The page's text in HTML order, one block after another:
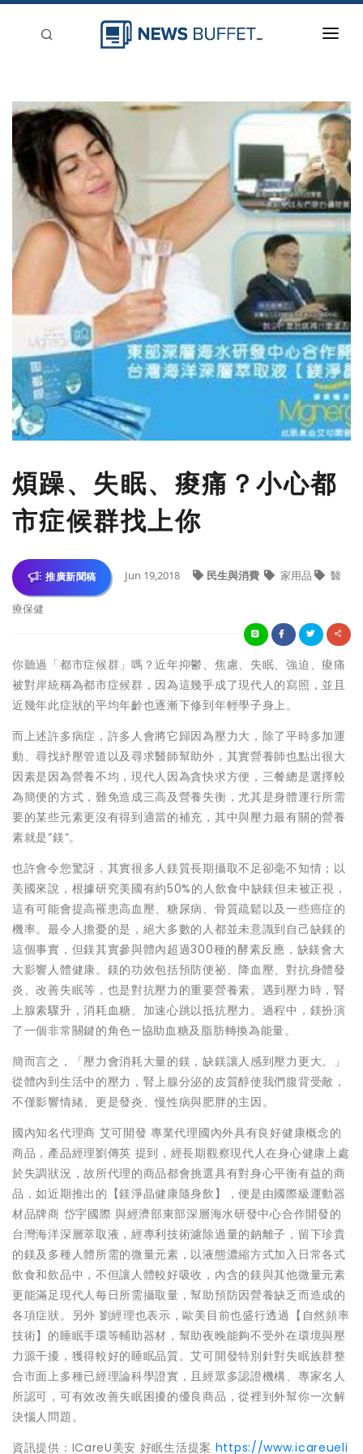
新聞稿分類
登入
刊登
煩躁、失眠、痠痛？小心都
市症候群找上你
推廣新聞稿 Jun 19,2018 民生與消費 家用品 醫
療保健
你聽過「都市症候群」嗎？近年抑鬱、焦慮、失眠、強迫、痠痛
被對岸統稱為都市症候群，因為這幾乎成了現代人的寫照，並且
近幾年此症狀的平均年齡也逐漸下修到年輕學子身上。
而上述許多病症，許多人會將它歸因為壓力大，除了平時多加運
動、尋找紓壓管道以及尋求醫師幫助外，其實營養師也點出很大
因素是因為營養不均，現代人因為貪快求方便，三餐總是選擇較
為簡便的方式，難免造成三高及營養失衡，尤其是身體運行所需
要的某些元素更沒有得到適當的補充，其中與壓力最有關的營養
素就是”鎂”。
也許會令您驚訝，其實很多人鎂質長期攝取不足卻毫不知情；以
美國來說，根據研究美國有約50%的人飲食中缺鎂但未被正視，
這有可能會提高罹患高血壓、糖尿病、骨質疏鬆以及一些癌症的
機率。最令人擔憂的是，絕大多數的人都並未意識到自己缺鎂的
這個事實，但鎂其實參與體內超過300種的酵素反應，缺鎂會大
大影響人體健康。鎂的功效包括預防便祕、降血壓、對抗身體發
炎、改善失眠等，也是對抗壓力的重要營養素。遇到壓力時，腎
上腺素驟升，消耗血糖、加速心跳以抵抗壓力。過程中，鎂扮演
了一個非常關鍵的角色—協助血糖及脂肪轉換為能量。
簡而言之，「壓力會消耗大量的鎂，缺鎂讓人感到壓力更大。」
從體內到生活中的壓力，腎上腺分泌的皮質醇使我們腹背受敵，
不僅影響情緒、更是發炎、慢性病與肥胖的主因。
國內知名代理商 艾可開發 專業代理國內外具有良好健康概念的
商品，產品經理劉傳英 提到，經長期觀察現代人在身心健康上處
於失調狀況，故所代理的商品都會挑選具有對身心平衡有益的商
品，如近期推出的【鎂淨晶健康隨身飲】，便是由國際級運動器
材品牌商 岱宇國際 與經濟部東部深層海水研發中心合作開發的
台灣海洋深層萃取液，經專利技術濾除過量的鈉離子，留下珍貴
的鎂及多種人體所需的微量元素，以液態濃縮方式加入日常各式
飲食和飲品中，不但讓人體較好吸收，內含的鎂與其他微量元素
更能滿足現代人每日所需攝取量，幫助預防因營養缺乏而造成的
各項症狀。另外 劉經理也表示，歐美目前也盛行透過【自然頻率
技術】的睡眠手環等輔助器材，幫助夜晚能夠不受外在環境與壓
力源干擾，獲得較好的睡眠品質。艾可開發特別針對失眠族群整
合市面上多種已經理論科學證實，且經眾多認證機構、專家名人
所認可，可有效改善失眠困擾的優良商品，從裡到外幫你一次解
決惱人問題。
資訊提供：ICareU美安 好眠生活提案 https://www.icareueli